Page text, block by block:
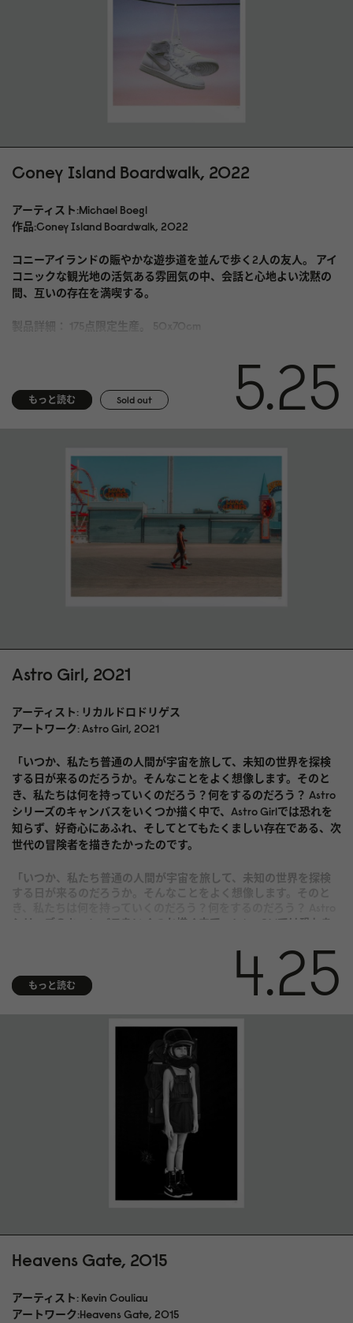
Coney Island Boardwalk, 2022
アーティスト:Michael Boegl
作品:Coney Island Boardwalk, 2022
コニーアイランドの賑やかな遊歩道を並んで歩く2人の友人。 アイ
コニックな観光地の活気ある雰囲気の中、会話と心地よい沈黙の
間、互いの存在を満喫する。
製品詳細： 175点限定生産。 50x70cm
もっと読む Sold out 5.25
Astro Girl, 2021
アーティスト: リカルドロドリゲス
アートワーク: Astro Girl, 2021
「いつか、私たち普通の人間が宇宙を旅して、未知の世界を探検
する日が来るのだろうか。そんなことをよく想像します。そのと
き、私たちは何を持っていくのだろう？何をするのだろう？ Astro
シリーズのキャンバスをいくつか描く中で、Astro Girlでは恐れを
知らず、好奇心にあふれ、そしてとてもたくましい存在である、次
世代の冒険者を描きたかったのです。
「いつか、私たち普通の人間が宇宙を旅して、未知の世界を探検
する日が来るのだろうか。そんなことをよく想像します。そのと
シリーズのキャンバスをいくつか描く中で、Astro Girlでは恐れを
世代の冒険者を描きたかったのです。 モデルになったのは、私の
小さないとこです。彼女は未来への道を切り拓いていくでしょう。
私が見ることのない世界を探検し、私が会うことのない未知の存
在と出会い、私よりもずっと近くから太陽を眺めるかもしれませ
Astro Girlの中では、いつまでも無邪気な子供のまま。誰も歩いた
ことのない道を、これからも探検し続けるのです。」
もっと読む 4.25
Heavens Gate, 2015
アーティスト: Kevin Couliau
アートワーク:Heavens Gate, 2015